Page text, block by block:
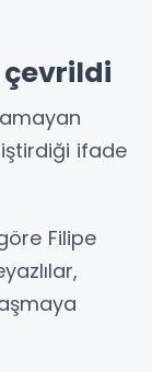
çevrildi
ifade
Filipe